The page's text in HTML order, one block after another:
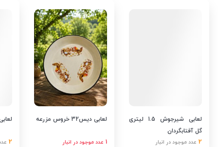
2 عدد موجود در انبار
لعابی شیرجوش 1.5 لیتری
گل آفتابگردان
1 عدد موجود در انبار
لعابی دیس32 خروس مزرعه
2
لعابی